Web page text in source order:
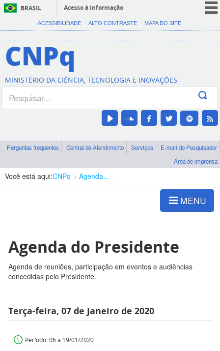
BRASIL
Acesso à informação
CORONAVÍRUS (COVID-19)
Canais
ACESSIBILIDADE ALTO CONTRASTE MAPA DO SITE
CNPq
MINISTÉRIO DA CIÊNCIA, TECNOLOGIA E INOVAÇÕES
Perguntas frequentes Central de Atendimento Serviços
E-mail do Pesquisador
Área de imprensa
Você está aqui:CNPq Agenda de autoridades
MENU
Agenda do Presidente
Agenda de reuniões, participação em eventos e audiências
concedidas pelo Presidente.
Terça-feira, 07 de Janeiro de 2020
Período: 06 a 19/01/2020